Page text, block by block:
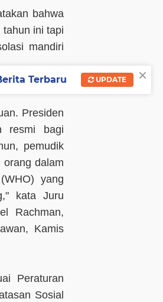
bahwa
ini tapi
mandiri
Presiden
resmi bagi
pemudik
dalam
yang
kata Juru
Rachman,
Kamis
Peraturan
Sosial
×
Terbaru UPDATE